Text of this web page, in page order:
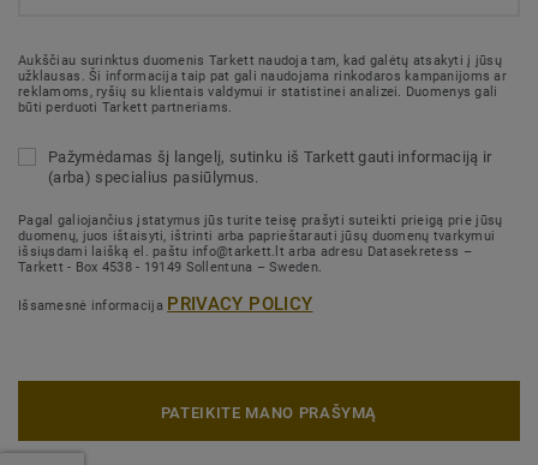
Aukščiau surinktus duomenis Tarkett naudoja tam, kad galėtų atsakyti į jūsų
užklausas. Ši informacija taip pat gali naudojama rinkodaros kampanijoms ar
reklamoms, ryšių su klientais valdymui ir statistinei analizei. Duomenys gali
būti perduoti Tarkett partneriams.
Pažymėdamas šį langelį, sutinku iš Tarkett gauti informaciją ir
(arba) specialius pasiūlymus.
Pagal galiojančius įstatymus jūs turite teisę prašyti suteikti prieigą prie jūsų
duomenų, juos ištaisyti, ištrinti arba paprieštarauti jūsų duomenų tvarkymui
išsiųsdami laišką el. paštu info@tarkett.lt arba adresu Datasekretess –
Tarkett - Box 4538 - 19149 Sollentuna – Sweden.
Išsamesnė informacija PRIVACY POLICY
PATEIKITE MANO PRAŠYMĄ